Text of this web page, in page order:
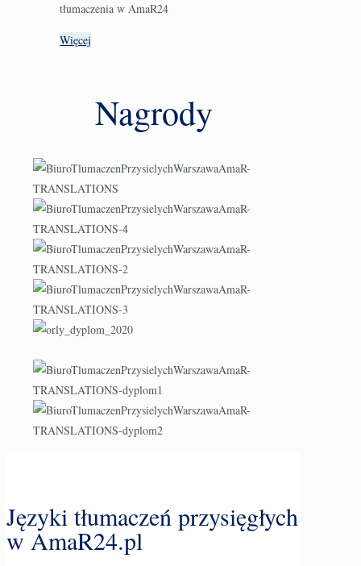
tłumaczenia w AmaR24
Więcej
Nagrody
Języki tłumaczeń przysięgłych
w AmaR24.pl